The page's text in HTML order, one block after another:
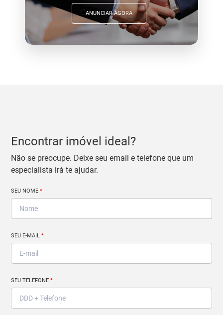
ANUNCIAR AGORA
Encontrar imóvel ideal?
Não se preocupe. Deixe seu email e telefone que um
especialista irá te ajudar.
SEU NOME*
SEU E-MAIL*
SEU TELEFONE*